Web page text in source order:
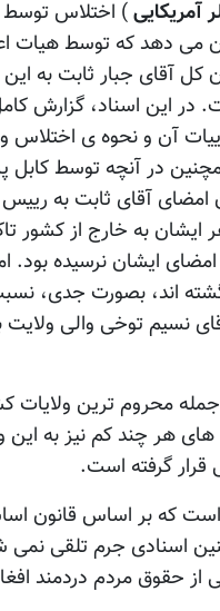
) اختلاس توسط
می دهد که توسط هيات
کل آقای جبار ثابت به
اين اسناد، گزارش
آن و نحوه ی اختلاس
در آنچه توسط
امضای آقای ثابت به
ايشان به خارج از کشور
ايشان نرسيده بود.
اند، بصورت جدی،
نسيم توخی والی ولايت
محروم ترين ولايات
هر چند کم نيز به اين
قرار گرفته است.
که بر اساس قانون
اسنادی جرم تلقی نمی
از حقوق مردم دردمند